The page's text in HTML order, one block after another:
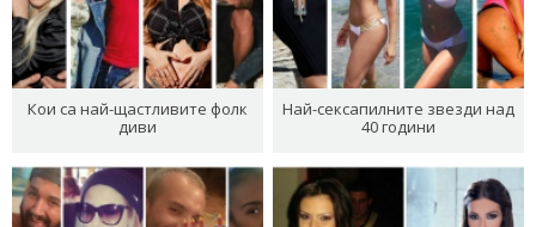
Кои са най-щастливите фолк
диви
Най-сексапилните звезди над
40 години